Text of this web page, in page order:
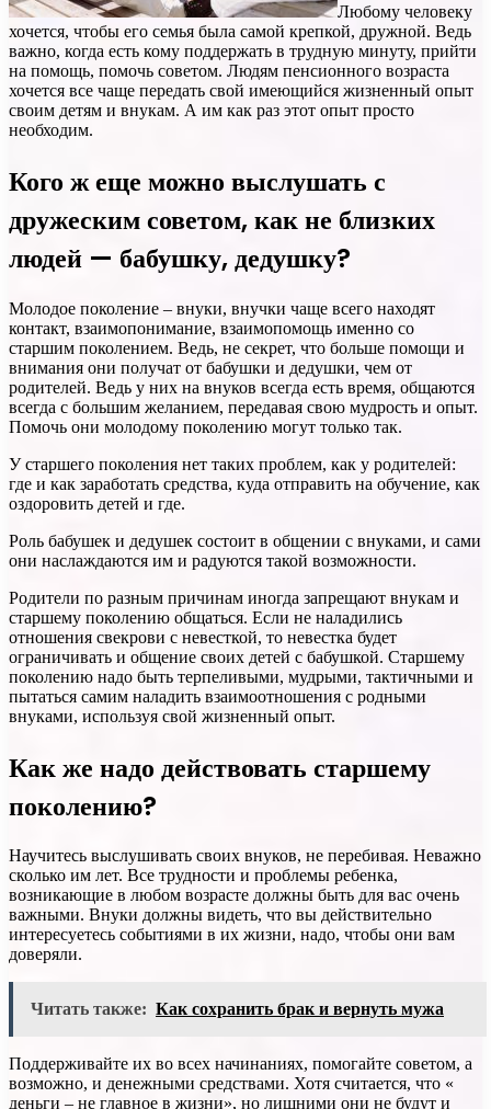
Любому человеку
хочется, чтобы его семья была самой крепкой, дружной. Ведь
важно, когда есть кому поддержать в трудную минуту, прийти
на помощь, помочь советом. Людям пенсионного возраста
хочется все чаще передать свой имеющийся жизненный опыт
своим детям и внукам. А им как раз этот опыт просто
необходим.
Кого ж еще можно выслушать с
дружеским советом, как не близких
людей — бабушку, дедушку?
Молодое поколение – внуки, внучки чаще всего находят
контакт, взаимопонимание, взаимопомощь именно со
старшим поколением. Ведь, не секрет, что больше помощи и
внимания они получат от бабушки и дедушки, чем от
родителей. Ведь у них на внуков всегда есть время, общаются
всегда с большим желанием, передавая свою мудрость и опыт.
Помочь они молодому поколению могут только так.
У старшего поколения нет таких проблем, как у родителей:
где и как заработать средства, куда отправить на обучение, как
оздоровить детей и где.
Роль бабушек и дедушек состоит в общении с внуками, и сами
они наслаждаются им и радуются такой возможности.
Родители по разным причинам иногда запрещают внукам и
старшему поколению общаться. Если не наладились
отношения свекрови с невесткой, то невестка будет
ограничивать и общение своих детей с бабушкой. Старшему
поколению надо быть терпеливыми, мудрыми, тактичными и
пытаться самим наладить взаимоотношения с родными
внуками, используя свой жизненный опыт.
Как же надо действовать старшему
поколению?
Научитесь выслушивать своих внуков, не перебивая. Неважно
сколько им лет. Все трудности и проблемы ребенка,
возникающие в любом возрасте должны быть для вас очень
важными. Внуки должны видеть, что вы действительно
интересуетесь событиями в их жизни, надо, чтобы они вам
доверяли.
Читать также: Как сохранить брак и вернуть мужа
Поддерживайте их во всех начинаниях, помогайте советом, а
возможно, и денежными средствами. Хотя считается, что «
деньги – не главное в жизни», но лишними они не будут и